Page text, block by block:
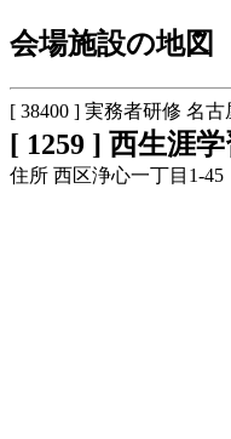
会場施設の地図
[ 38400 ] 実務者研修 名
[ 1259 ] 西生涯
住所 西区浄心一丁目1-45